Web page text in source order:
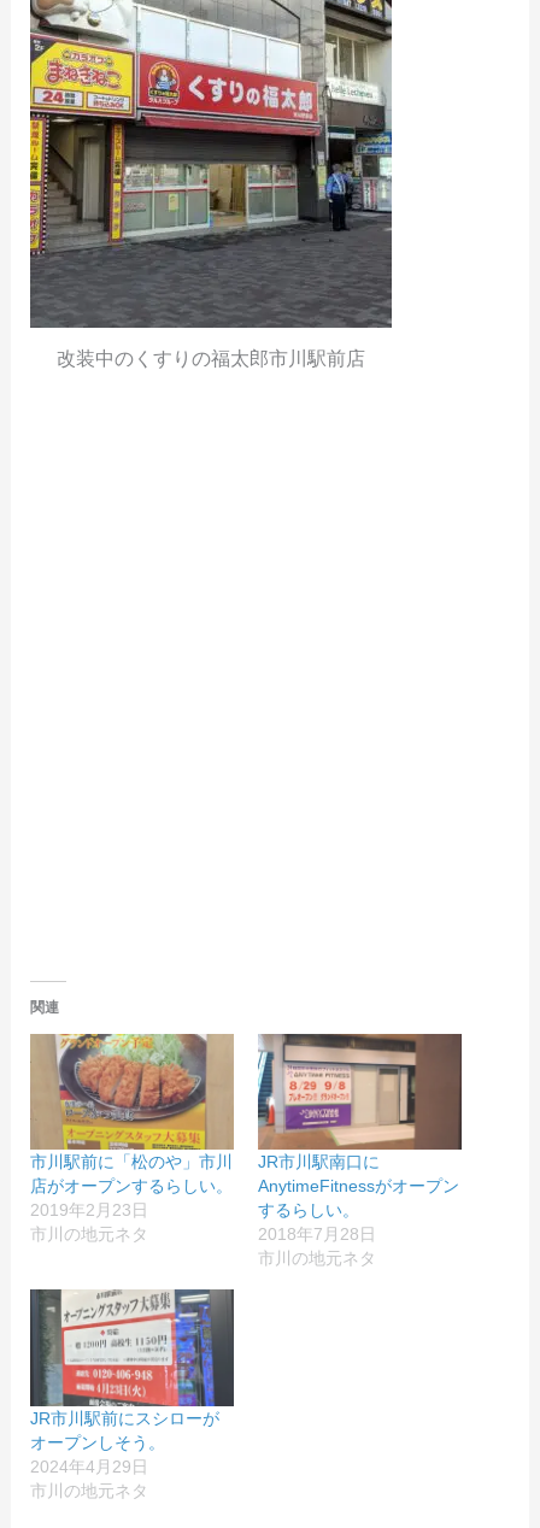
改装中のくすりの福太郎市川駅前店
関連
市川駅前に「松のや」市川
店がオープンするらしい。
2019年2月23日
市川の地元ネタ
JR市川駅南口に
AnytimeFitnessがオープン
するらしい。
2018年7月28日
市川の地元ネタ
JR市川駅前にスシローが
オープンしそう。
2024年4月29日
市川の地元ネタ